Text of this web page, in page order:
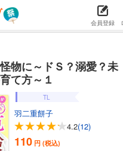
会員登録
物に～ドＳ？溺愛？未
て方～１
TL
羽二重餅子
4.2(12)
110 円 (税込)